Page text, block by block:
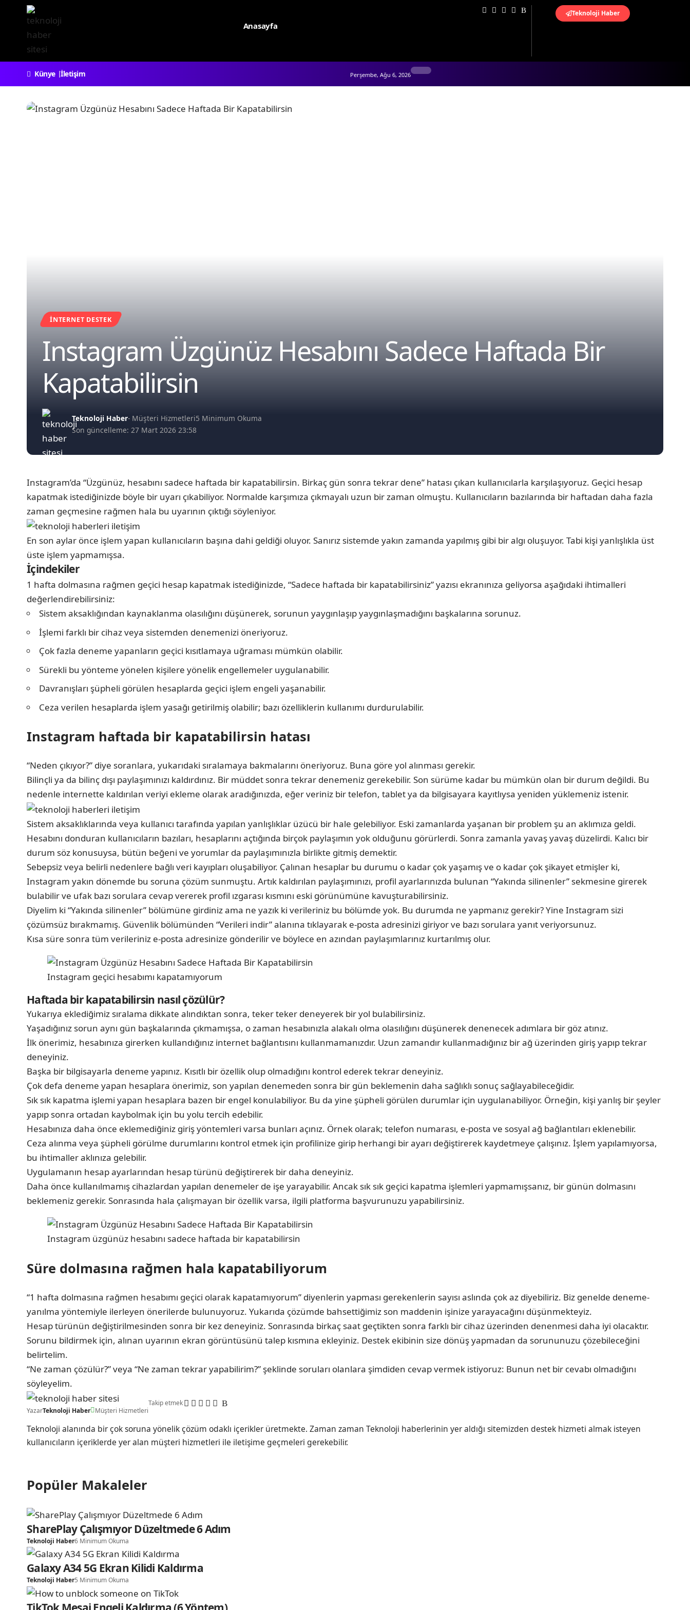
Anasayfa
Teknoloji Haber
Künye İletişim Perşembe, Ağu 6, 2026
İNTERNET DESTEK
Instagram Üzgünüz Hesabını Sadece Haftada Bir
Kapatabilirsin
Son güncelleme: 27 Mart 2026 23:58
Teknoloji Haber- Müşteri Hizmetleri5 Minimum Okuma
Instagram’da “Üzgünüz, hesabını sadece haftada bir kapatabilirsin. Birkaç gün sonra tekrar dene” hatası çıkan kullanıcılarla karşılaşıyoruz. Geçici hesap
kapatmak istediğinizde böyle bir uyarı çıkabiliyor. Normalde karşımıza çıkmayalı uzun bir zaman olmuştu. Kullanıcıların bazılarında bir haftadan daha fazla
zaman geçmesine rağmen hala bu uyarının çıktığı söyleniyor.
En son aylar önce işlem yapan kullanıcıların başına dahi geldiği oluyor. Sanırız sistemde yakın zamanda yapılmış gibi bir algı oluşuyor. Tabi kişi yanlışlıkla üst
üste işlem yapmamışsa.
İçindekiler
1 hafta dolmasına rağmen geçici hesap kapatmak istediğinizde, “Sadece haftada bir kapatabilirsiniz” yazısı ekranınıza geliyorsa aşağıdaki ihtimalleri
değerlendirebilirsiniz:
Sistem aksaklığından kaynaklanma olasılığını düşünerek, sorunun yaygınlaşıp yaygınlaşmadığını başkalarına sorunuz.
İşlemi farklı bir cihaz veya sistemden denemenizi öneriyoruz.
Çok fazla deneme yapanların geçici kısıtlamaya uğraması mümkün olabilir.
Sürekli bu yönteme yönelen kişilere yönelik engellemeler uygulanabilir.
Davranışları şüpheli görülen hesaplarda geçici işlem engeli yaşanabilir.
Ceza verilen hesaplarda işlem yasağı getirilmiş olabilir; bazı özelliklerin kullanımı durdurulabilir.
Instagram haftada bir kapatabilirsin hatası
“Neden çıkıyor?” diye soranlara, yukarıdaki sıralamaya bakmalarını öneriyoruz. Buna göre yol alınması gerekir.
Bilinçli ya da bilinç dışı paylaşımınızı kaldırdınız. Bir müddet sonra tekrar denemeniz gerekebilir. Son sürüme kadar bu mümkün olan bir durum değildi. Bu
nedenle internette kaldırılan veriyi ekleme olarak aradığınızda, eğer veriniz bir telefon, tablet ya da bilgisayara kayıtlıysa yeniden yüklemeniz istenir.
Sistem aksaklıklarında veya kullanıcı tarafında yapılan yanlışlıklar üzücü bir hale gelebiliyor. Eski zamanlarda yaşanan bir problem şu an aklımıza geldi.
Hesabını donduran kullanıcıların bazıları, hesaplarını açtığında birçok paylaşımın yok olduğunu görürlerdi. Sonra zamanla yavaş yavaş düzelirdi. Kalıcı bir
durum söz konusuysa, bütün beğeni ve yorumlar da paylaşımınızla birlikte gitmiş demektir.
Sebepsiz veya belirli nedenlere bağlı veri kayıpları oluşabiliyor. Çalınan hesaplar bu durumu o kadar çok yaşamış ve o kadar çok şikayet etmişler ki,
Instagram yakın dönemde bu soruna çözüm sunmuştu. Artık kaldırılan paylaşımınızı, profil ayarlarınızda bulunan “Yakında silinenler” sekmesine girerek
bulabilir ve ufak bazı sorulara cevap vererek profil ızgarası kısmını eski görünümüne kavuşturabilirsiniz.
Diyelim ki “Yakında silinenler” bölümüne girdiniz ama ne yazık ki verileriniz bu bölümde yok. Bu durumda ne yapmanız gerekir? Yine Instagram sizi
çözümsüz bırakmamış. Güvenlik bölümünden “Verileri indir” alanına tıklayarak e-posta adresinizi giriyor ve bazı sorulara yanıt veriyorsunuz.
Kısa süre sonra tüm verileriniz e-posta adresinize gönderilir ve böylece en azından paylaşımlarınız kurtarılmış olur.
Instagram geçici hesabımı kapatamıyorum
Haftada bir kapatabilirsin nasıl çözülür?
Yukarıya eklediğimiz sıralama dikkate alındıktan sonra, teker teker deneyerek bir yol bulabilirsiniz.
Yaşadığınız sorun aynı gün başkalarında çıkmamışsa, o zaman hesabınızla alakalı olma olasılığını düşünerek denenecek adımlara bir göz atınız.
İlk önerimiz, hesabınıza girerken kullandığınız internet bağlantısını kullanmamanızdır. Uzun zamandır kullanmadığınız bir ağ üzerinden giriş yapıp tekrar
deneyiniz.
Başka bir bilgisayarla deneme yapınız. Kısıtlı bir özellik olup olmadığını kontrol ederek tekrar deneyiniz.
Çok defa deneme yapan hesaplara önerimiz, son yapılan denemeden sonra bir gün beklemenin daha sağlıklı sonuç sağlayabileceğidir.
Sık sık kapatma işlemi yapan hesaplara bazen bir engel konulabiliyor. Bu da yine şüpheli görülen durumlar için uygulanabiliyor. Örneğin, kişi yanlış bir şeyler
yapıp sonra ortadan kaybolmak için bu yolu tercih edebilir.
Hesabınıza daha önce eklemediğiniz giriş yöntemleri varsa bunları açınız. Örnek olarak; telefon numarası, e-posta ve sosyal ağ bağlantıları eklenebilir.
Ceza alınma veya şüpheli görülme durumlarını kontrol etmek için profilinize girip herhangi bir ayarı değiştirerek kaydetmeye çalışınız. İşlem yapılamıyorsa,
bu ihtimaller aklınıza gelebilir.
Uygulamanın hesap ayarlarından hesap türünü değiştirerek bir daha deneyiniz.
Daha önce kullanılmamış cihazlardan yapılan denemeler de işe yarayabilir. Ancak sık sık geçici kapatma işlemleri yapmamışsanız, bir günün dolmasını
beklemeniz gerekir. Sonrasında hala çalışmayan bir özellik varsa, ilgili platforma başvurunuzu yapabilirsiniz.
Instagram üzgünüz hesabını sadece haftada bir kapatabilirsin
Süre dolmasına rağmen hala kapatabiliyorum
“1 hafta dolmasına rağmen hesabımı geçici olarak kapatamıyorum” diyenlerin yapması gerekenlerin sayısı aslında çok az diyebiliriz. Biz genelde deneme-
yanılma yöntemiyle ilerleyen önerilerde bulunuyoruz. Yukarıda çözümde bahsettiğimiz son maddenin işinize yarayacağını düşünmekteyiz.
Hesap türünün değiştirilmesinden sonra bir kez deneyiniz. Sonrasında birkaç saat geçtikten sonra farklı bir cihaz üzerinden denenmesi daha iyi olacaktır.
Sorunu bildirmek için, alınan uyarının ekran görüntüsünü talep kısmına ekleyiniz. Destek ekibinin size dönüş yapmadan da sorununuzu çözebileceğini
belirtelim.
“Ne zaman çözülür?” veya “Ne zaman tekrar yapabilirim?” şeklinde soruları olanlara şimdiden cevap vermek istiyoruz: Bunun net bir cevabı olmadığını
söyleyelim.
YazarTeknoloji Haber Müşteri Hizmetleri
Takip etmek
Teknoloji alanında bir çok soruna yönelik çözüm odaklı içerikler üretmekte. Zaman zaman Teknoloji haberlerinin yer aldığı sitemizden destek hizmeti almak isteyen
kullanıcıların içeriklerde yer alan müşteri hizmetleri ile iletişime geçmeleri gerekebilir.
Popüler Makaleler
SharePlay Çalışmıyor Düzeltmede 6 Adım
Teknoloji Haber6 Minimum Okuma
Galaxy A34 5G Ekran Kilidi Kaldırma
Teknoloji Haber5 Minimum Okuma